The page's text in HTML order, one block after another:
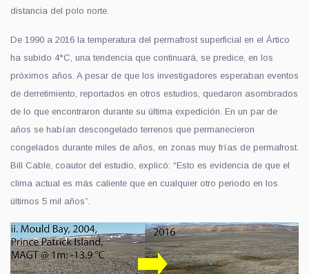
distancia del polo norte.
De 1990 a 2016 la temperatura del permafrost superficial en el Ártico
ha subido 4°C, una tendencia que continuará, se predice, en los
próximos años. A pesar de que los investigadores esperaban eventos
de derretimiento, reportados en otros estudios, quedaron asombrados
de lo que encontraron durante su última expedición. En un par de
años se habían descongelado terrenos que permanecieron
congelados durante miles de años, en zonas muy frías de permafrost.
Bill Cable, coautor del estudio, explicó: “Esto es evidencia de que el
clima actual es más caliente que en cualquier otro periodo en los
últimos 5 mil años”.